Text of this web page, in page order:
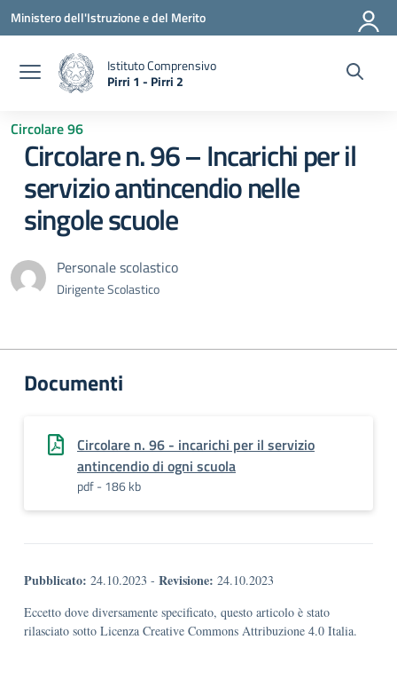
Vai ai contenuti
Vai al menu di navigazione
Vai al footer
Ministero dell'Istruzione e del Merito
Istituto Comprensivo
Pirri 1 - Pirri 2
Circolare 96
Circolare n. 96 – Incarichi per il
servizio antincendio nelle
singole scuole
Personale scolastico
Dirigente Scolastico
Documenti
Circolare n. 96 - incarichi per il servizio
antincendio di ogni scuola
pdf - 186 kb
Pubblicato: 24.10.2023 - Revisione: 24.10.2023
Eccetto dove diversamente specificato, questo articolo è stato
rilasciato sotto Licenza Creative Commons Attribuzione 4.0 Italia.